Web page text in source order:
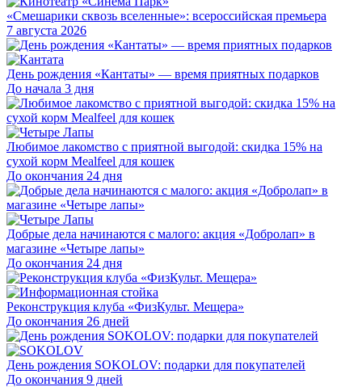
«Смешарики сквозь вселенные»: всероссийская премьера
7 августа 2026
День рождения «Кантаты» — время приятных подарков
До начала 3 дня
Любимое лакомство с приятной выгодой: скидка 15% на
сухой корм Mealfeel для кошек
До окончания 24 дня
Добрые дела начинаются с малого: акция «Добролап» в
магазине «Четыре лапы»
До окончания 24 дня
Реконструкция клуба «ФизКульт. Мещера»
До окончания 26 дней
День рождения SOKOLOV: подарки для покупателей
До окончания 9 дней